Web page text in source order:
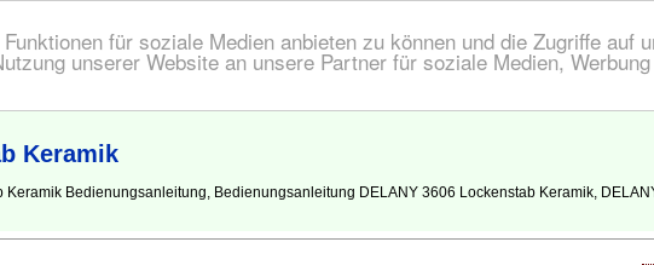
für soziale Medien anbieten zu können und die Zugriffe auf
unserer Website an unsere Partner für soziale Medien,
Keramik
Bedienungsanleitung, Bedienungsanleitung DELANY 3606 Lockenstab Keramik,